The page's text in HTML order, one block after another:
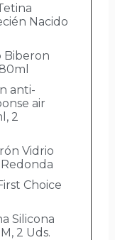
Nacido
Biberon
anti-
air
2
Vidrio
Choice
Silicona
2 Uds.